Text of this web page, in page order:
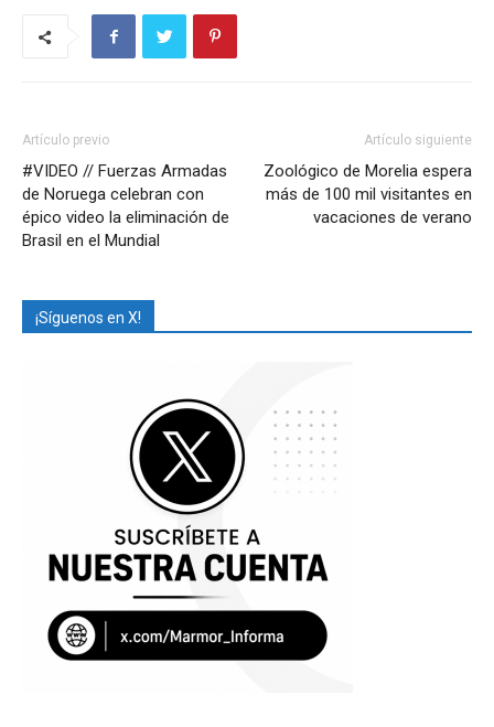
Artículo previo
#VIDEO // Fuerzas Armadas
de Noruega celebran con
épico video la eliminación de
Brasil en el Mundial
Artículo siguiente
Zoológico de Morelia espera
más de 100 mil visitantes en
vacaciones de verano
¡Síguenos en X!